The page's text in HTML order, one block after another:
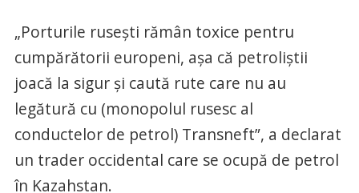
„Porturile rusești rămân toxice pentru
cumpărătorii europeni, așa că petroliștii
joacă la sigur și caută rute care nu au
legătură cu (monopolul rusesc al
conductelor de petrol) Transneft”, a declarat
un trader occidental care se ocupă de petrol
în Kazahstan.